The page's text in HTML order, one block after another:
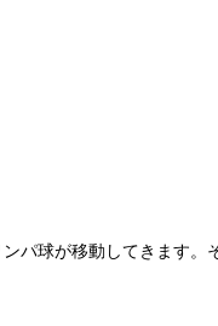
球が移動してきます。